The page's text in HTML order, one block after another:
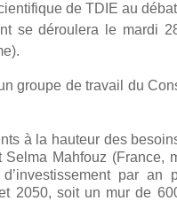
de TDIE au
se déroulera le mardi
groupe de travail du
à la hauteur des
Mahfouz (France,
par an
2050, soit un mur de